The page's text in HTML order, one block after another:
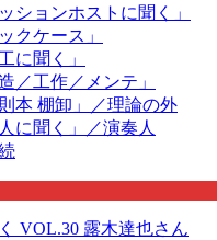
ションホストに聞く」
クケース」
に聞く」
／工作／メンテ」
本 棚卸」／理論の外
に聞く」／演奏人
VOL.30 露木達也さん